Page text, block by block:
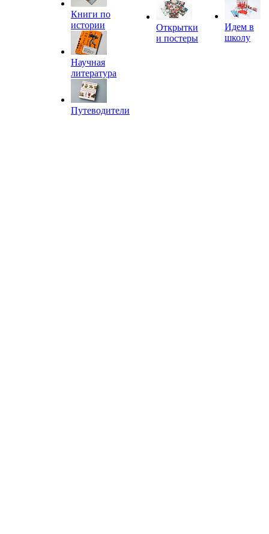
Книги по
истории
Научная
литература
Путеводители
Открытки
и постеры
Идем в
школу